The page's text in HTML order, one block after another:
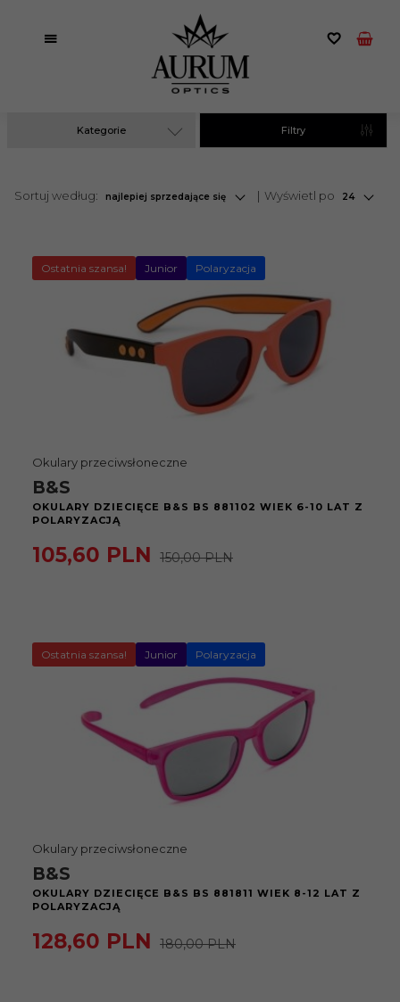
Kategorie Filtry
Sortuj według:
sort najlepiej sprzedające się Wyświetl po
pop 24
Ostatnia szansa! Junior Polaryzacja
Okulary przeciwsłoneczne
B&S
OKULARY DZIECIĘCE B&S BS 881102 WIEK 6-10 LAT Z
POLARYZACJĄ
105,60 PLN 150,00 PLN
Ostatnia szansa! Junior Polaryzacja
Okulary przeciwsłoneczne
B&S
OKULARY DZIECIĘCE B&S BS 881811 WIEK 8-12 LAT Z
POLARYZACJĄ
128,60 PLN 180,00 PLN